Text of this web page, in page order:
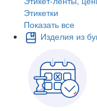
Этикетки
Показать все
Изделия из